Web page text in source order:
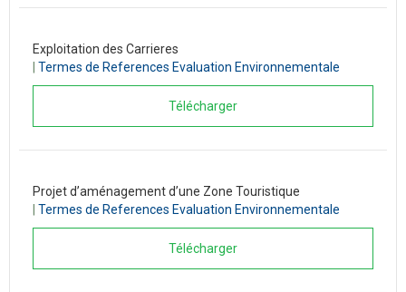
Exploitation des Carrieres
Termes de References Evaluation Environnementale
Télécharger
Projet d’aménagement d’une Zone Touristique
Termes de References Evaluation Environnementale
Télécharger